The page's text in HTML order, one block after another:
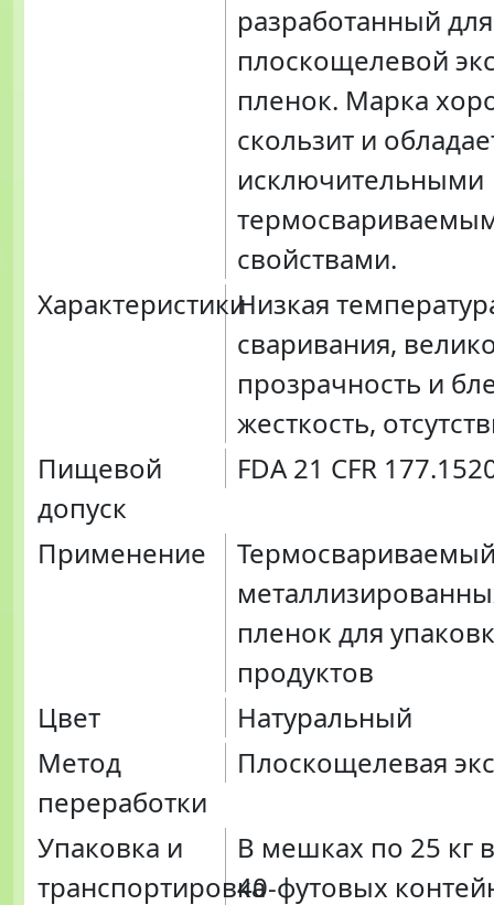
разработанный для
плоскощелевой
пленок. Марка
скользит и
исключительными
свойствами.
ХарактеристикиНизкая
сваривания,
прозрачность и
жесткость,
Пищевой
допуск
FDA 21 CFR
Применение
пленок для
продуктов
Цвет
Натуральный
Метод
переработки
Плоскощелевая
Упаковка и
транспортировка
В мешках по 25 кг
40-футовых